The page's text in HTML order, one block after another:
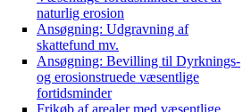
naturlig erosion
Ansøgning: Udgravning af
skattefund mv.
Ansøgning: Bevilling til Dyrknings-
og erosionstruede væsentlige
fortidsminder
Frikøb af arealer med væsentlige